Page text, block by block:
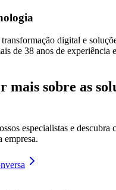
digital e
de 38 anos de experiência
mais sobre as
especialistas e descubra
empresa.